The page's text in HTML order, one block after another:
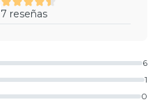
7 reseñas
6
1
0